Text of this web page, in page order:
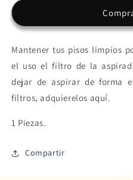
P7
Repuesto
Aspiradora
P7
Repuesto
Mantener tus pisos limpios
el uso el filtro de la
dejar de aspirar de forma
filtros, adquierelos aquí.
1 Piezas.
Compartir